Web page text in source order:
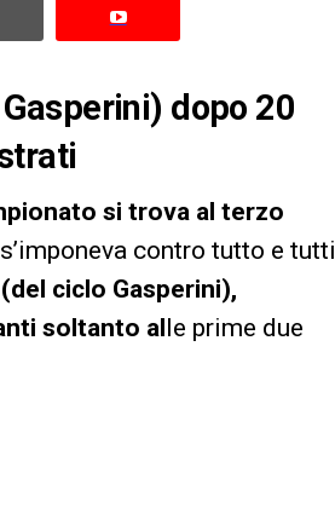
dopo 20
si trova al terzo
contro tutto e tutti
ciclo Gasperini),
soltanto alle prime due